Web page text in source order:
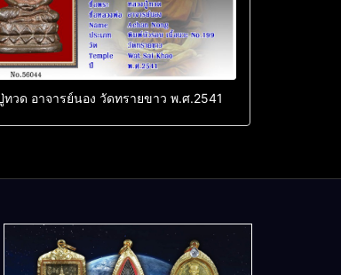
ทวด อาจารย์นอง วัดทรายขาว พ.ศ.2541